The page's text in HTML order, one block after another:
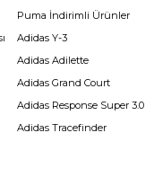
Puma İndirimli Ürünler
Adidas Y-3
Adidas Adilette
Adidas Grand Court
Adidas Response Super 3.0
Adidas Tracefinder